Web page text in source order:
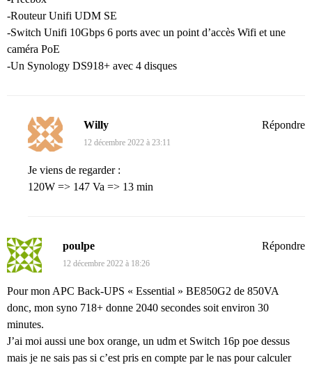
-Routeur Unifi UDM SE
-Switch Unifi 10Gbps 6 ports avec un point d’accès Wifi et une
caméra PoE
-Un Synology DS918+ avec 4 disques
Willy
12 décembre 2022 à 23:11
Je viens de regarder :
120W => 147 Va => 13 min
Répondre
poulpe
12 décembre 2022 à 18:26
Pour mon APC Back-UPS « Essential » BE850G2 de 850VA
donc, mon syno 718+ donne 2040 secondes soit environ 30
minutes.
J’ai moi aussi une box orange, un udm et Switch 16p poe dessus
mais je ne sais pas si c’est pris en compte par le nas pour calculer
Répondre